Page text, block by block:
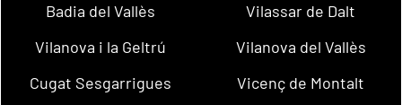
Badia del Vallès
Vilassar de Dalt
Vilanova i la Geltrú
Vilanova del Vallès
Cugat Sesgarrigues
Vicenç de Montalt